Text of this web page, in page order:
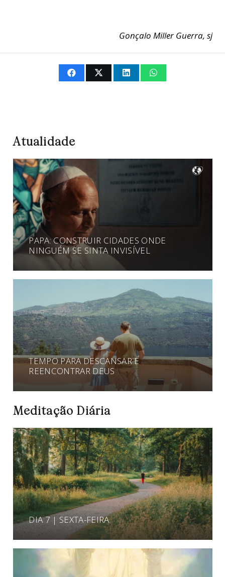
Gonçalo Miller Guerra, sj
Atualidade
PAPA: CONSTRUIR CIDADES ONDE
NINGUÉM SE SINTA INVISÍVEL
TEMPO PARA DESCANSAR E
REENCONTRAR DEUS
Meditação Diária
DIA 7 | SEXTA-FEIRA